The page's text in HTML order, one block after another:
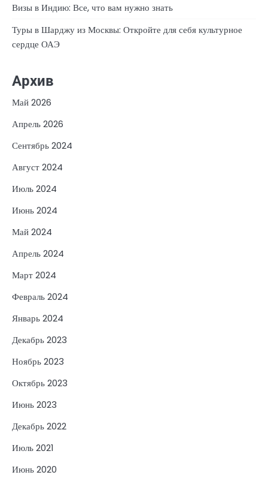
Визы в Индию: Все, что вам нужно знать
Туры в Шарджу из Москвы: Откройте для себя культурное
сердце ОАЭ
Архив
Май 2026
Апрель 2026
Сентябрь 2024
Август 2024
Июль 2024
Июнь 2024
Май 2024
Апрель 2024
Март 2024
Февраль 2024
Январь 2024
Декабрь 2023
Ноябрь 2023
Октябрь 2023
Июнь 2023
Декабрь 2022
Июль 2021
Июнь 2020